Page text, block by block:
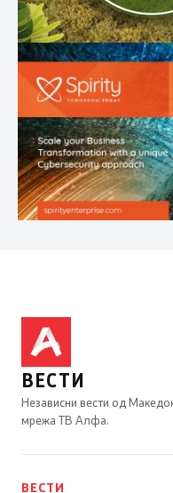
ВЕСТИ
Независни вести од
мрежа ТВ Алфа.
ВЕСТИ